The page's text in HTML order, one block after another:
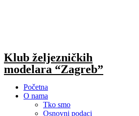
Klub željezničkih
modelara “Zagreb”
Početna
O nama
Tko smo
Osnovni podaci